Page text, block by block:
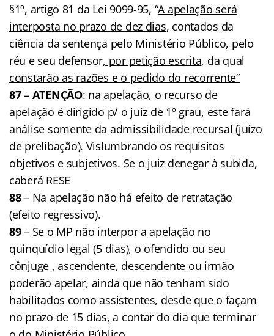
§1º, artigo 81 da Lei 9099-95, “A apelação será
interposta no prazo de dez dias, contados da
ciência da sentença pelo Ministério Público, pelo
réu e seu defensor, por petição escrita, da qual
constarão as razões e o pedido do recorrente”
87– ATENÇÃO: na apelação, o recurso de
apelação é dirigido p/ o juiz de 1º grau, este fará
análise somente da admissibilidade recursal (juízo
de prelibação). Vislumbrando os requisitos
objetivos e subjetivos. Se o juiz denegar à subida,
caberá RESE
88– Na apelação não há efeito de retratação
(efeito regressivo).
89– Se o MP não interpor a apelação no
quinquídio legal (5 dias), o ofendido ou seu
cônjuge , ascendente, descendente ou irmão
poderão apelar, ainda que não tenham sido
habilitados como assistentes, desde que o façam
no prazo de 15 dias, a contar do dia que terminar